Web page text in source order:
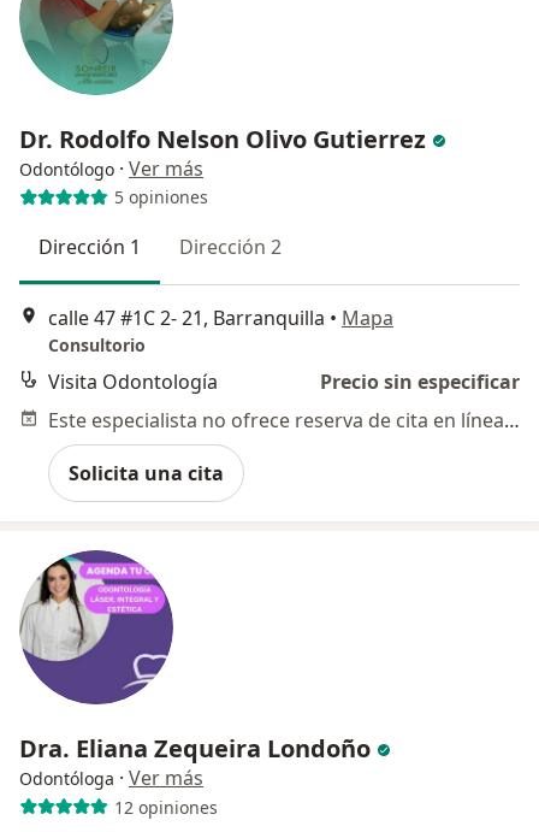
Dr. Rodolfo Nelson Olivo Gutierrez
Odontólogo · Ver más
5 opiniones
Dirección 1 Dirección 2
calle 47 #1C 2- 21, Barranquilla • Mapa
Consultorio
Visita Odontología
Precio sin especificar
Este especialista no ofrece reserva de cita en línea en esta dirección.
Solicita una cita
Dra. Eliana Zequeira Londoño
Odontóloga · Ver más
12 opiniones